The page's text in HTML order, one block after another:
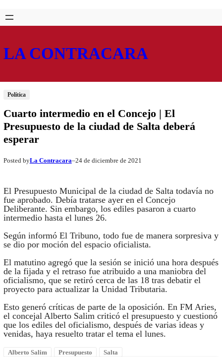
Saltar
al
Skip
to
LA CONTRACARA
Política
Cuarto intermedio en el Concejo | El
Presupuesto de la ciudad de Salta deberá
esperar
Posted byLa Contracara–24 de diciembre de 2021
El Presupuesto Municipal de la ciudad de Salta todavía no
fue aprobado. Debía tratarse ayer en el Concejo
Deliberante. Sin embargo, los ediles pasaron a cuarto
intermedio hasta el lunes 26.
Según informó El Tribuno, todo fue de manera sorpresiva y
se dio por moción del espacio oficialista.
El matutino agregó que la sesión se inició una hora después
de la fijada y el retraso fue atribuido a una maniobra del
oficialismo, que se retiró cerca de las 18 tras debatir el
proyecto para actualizar la Unidad Tributaria.
Esto generó críticas de parte de la oposición. En FM Aries,
el concejal Alberto Salim criticó el presupuesto y cuestionó
que los ediles del oficialismo, después de varias ideas y
venidas, haya resuelto tratar el tema el lunes.
Alberto Salim Presupuesto Salta